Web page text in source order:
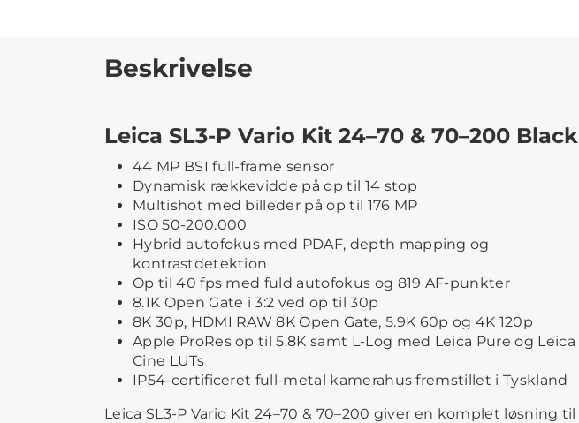
Beskrivelse
Leica SL3-P Vario Kit 24–70 & 70–200 Black
44 MP BSI full-frame sensor
Dynamisk rækkevidde på op til 14 stop
Multishot med billeder på op til 176 MP
ISO 50-200.000
Hybrid autofokus med PDAF, depth mapping og
kontrastdetektion
Op til 40 fps med fuld autofokus og 819 AF-punkter
8.1K Open Gate i 3:2 ved op til 30p
8K 30p, HDMI RAW 8K Open Gate, 5.9K 60p og 4K 120p
Apple ProRes op til 5.8K samt L-Log med Leica Pure og Leica
Cine LUTs
IP54-certificeret full-metal kamerahus fremstillet i Tyskland
Leica SL3-P Vario Kit 24–70 & 70–200 giver en komplet løsning til